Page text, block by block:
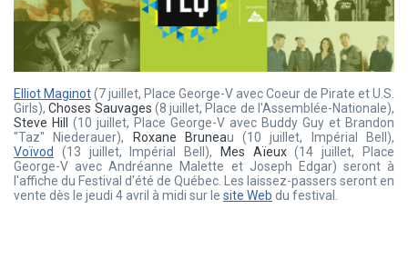
Elliot Maginot(7 juillet, Place George-V avec Coeur de Pirate et U.S.
Girls),Choses Sauvages (8 juillet, Place de l'Assemblée-Nationale),
Steve Hill
(10 juillet, Place George-V avec Buddy Guy et Brandon
"Taz" Niederauer),
Roxane Bruneau (10 juillet, Impérial Bell),
Voïvod
(13 juillet, Impérial Bell), Mes Aïeux(14 juillet, Place
George-V avec Andréanne Malette et Joseph Edgar) seront à
l'affiche du Festival d'été de Québec. Les laissez-passers seront en
vente dès le jeudi 4 avril à midi sur le site Web du festival.